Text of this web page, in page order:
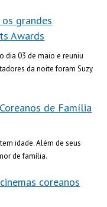
grandes
Awards
dia 03 de maio e reuniu
da noite foram Suzy
de Família
idade. Além de seus
de família.
coreanos